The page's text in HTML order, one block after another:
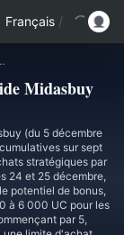
Français /
pour gagner 6 000 UC
Midasbuy
(du 5 décembre
sur sept
stratégiques par
24 et 25 décembre,
potentiel de bonus,
à 6 000 UC pour les
par 5,